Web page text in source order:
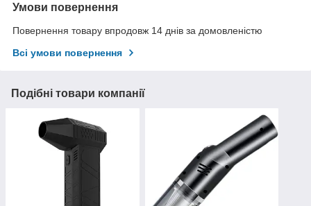
Умови повернення
Повернення товару впродовж 14 днів за домовленістю
Всі умови повернення
Подібні товари компанії